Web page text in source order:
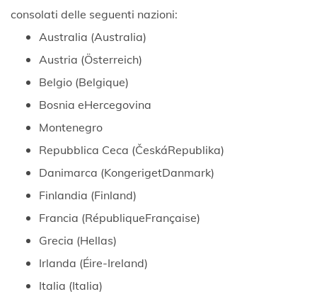
consolati delle seguenti nazioni:
Australia (Australia)
Austria (Österreich)
Belgio (Belgique)
Bosnia eHercegovina
Montenegro
Repubblica Ceca (ČeskáRepublika)
Danimarca (KongerigetDanmark)
Finlandia (Finland)
Francia (RépubliqueFrançaise)
Grecia (Hellas)
Irlanda (Éire-Ireland)
Italia (Italia)